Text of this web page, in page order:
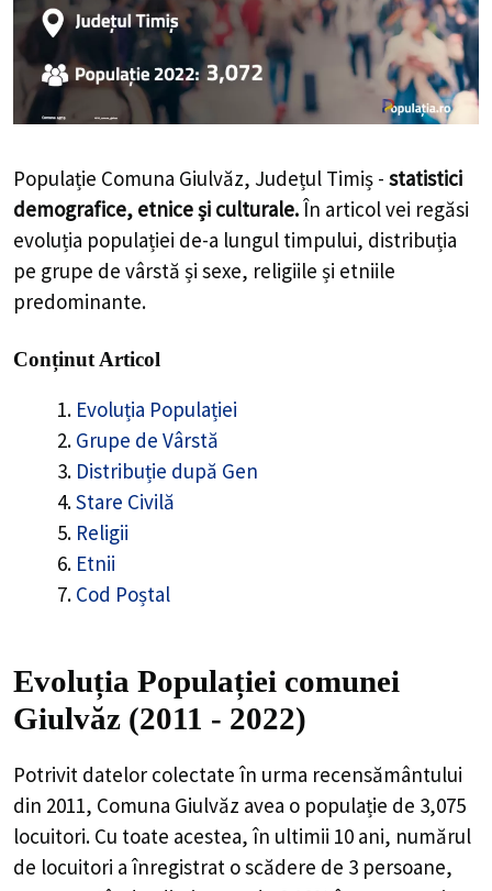
Populație Comuna Giulvăz, Județul Timiș - statistici
demografice, etnice și culturale.În articol vei regăsi
evoluția populației de-a lungul timpului, distribuția
pe grupe de vârstă și sexe, religiile și etniile
predominante.
Conținut Articol
Evoluția Populației
Grupe de Vârstă
Distribuție după Gen
Stare Civilă
Religii
Etnii
Cod Poștal
Evoluția Populației comunei
Giulvăz (2011 - 2022)
Potrivit datelor colectate în urma recensământului
din 2011, Comuna Giulvăz avea o populație de 3,075
locuitori. Cu toate acestea, în ultimii 10 ani, numărul
de locuitori a înregistrat oscădere de 3 persoane,